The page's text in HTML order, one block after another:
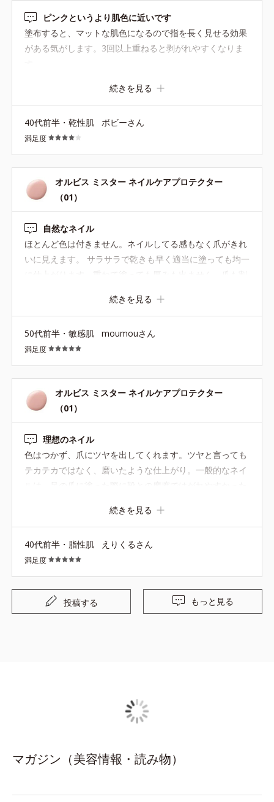
ピンクというより肌色に近いです
塗布すると、マットな肌色になるので指を長く見せる効果
がある気がします。3回以上重ねると剥がれやすくなりま
続きを見る
40代前半・乾性肌 ボビーさん
満足度
オルビス ミスター ネイルケアプロテクター
（01）
自然なネイル
ほとんど色は付きません。ネイルしてる感もなく爪がきれ
いに見えます。 サラサラで乾きも早く適当に塗っても均一
続きを見る
50代前半・敏感肌 moumouさん
満足度
オルビス ミスター ネイルケアプロテクター
（01）
理想のネイル
色はつかず、爪にツヤを出してくれます。ツヤと言っても
テカテカではなく、磨いたような仕上がり。一般的なネイ
続きを見る
40代前半・脂性肌 えりくるさん
満足度
投稿する もっと見る
マガジン（美容情報・読み物）